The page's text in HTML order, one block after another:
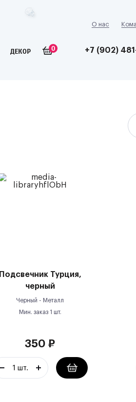
ДЕКОР 0
О нас
+7 (902)
Подсвечник Турция,
черный
Черный - Металл
Мин. заказ 1 шт.
350 ₽